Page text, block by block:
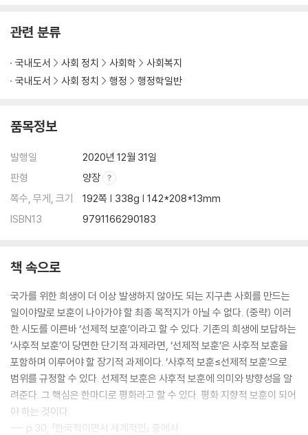
관련 분류
국내도서 사회 정치 사회학
사회복지
국내도서
사회 정치 행정 행정학일반
품목정보
발행일
2020년 12월 31일
판형
양장
쪽수, 무게, 크기
192쪽 | 338g | 142*208*13mm
ISBN13
9791166290183
책 속으로
국가를 위한 희생이 더 이상 발생하지 않아도 되는 지구촌 사회를 만드는
일이야말로 보훈이 나아가야 할 최종 목적지가 아닐 수 없다. (중략) 이러
한 시도를 이른바 ‘선제적 보훈’이라고 할 수 있다. 기존의 희생에 보답하는
‘사후적 보훈’이 당면한 단기적 과제라면, ‘선제적 보훈’은 사후적 보훈을
포함하며 이루어야 할 장기적 과제이다. ‘사후적 보훈≤선제적 보훈’으로
범위를 규정할 수 있다. 선제적 보훈은 사후적 보훈에 의미와 방향성을 알
려준다. 그 핵심은 한마디로 평화라고 할 수 있다. 평화 지향적 보훈이 되어
야 하는 것이다.
--- p.30, 「한국적이면서 세계적인」 중에서